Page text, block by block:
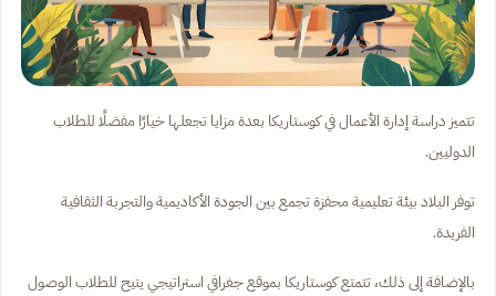
تتميز دراسة إدارة الأعمال في كوستاريكا بعدة مزايا تجعلها خيارًا مفضلًا للطلاب
الدوليين.
توفر البلاد بيئة تعليمية محفزة تجمع بين الجودة الأكاديمية والتجربة الثقافية
الفريدة.
بالإضافة إلى ذلك، تتمتع كوستاريكا بموقع جغرافي استراتيجي يتيح للطلاب الوصول